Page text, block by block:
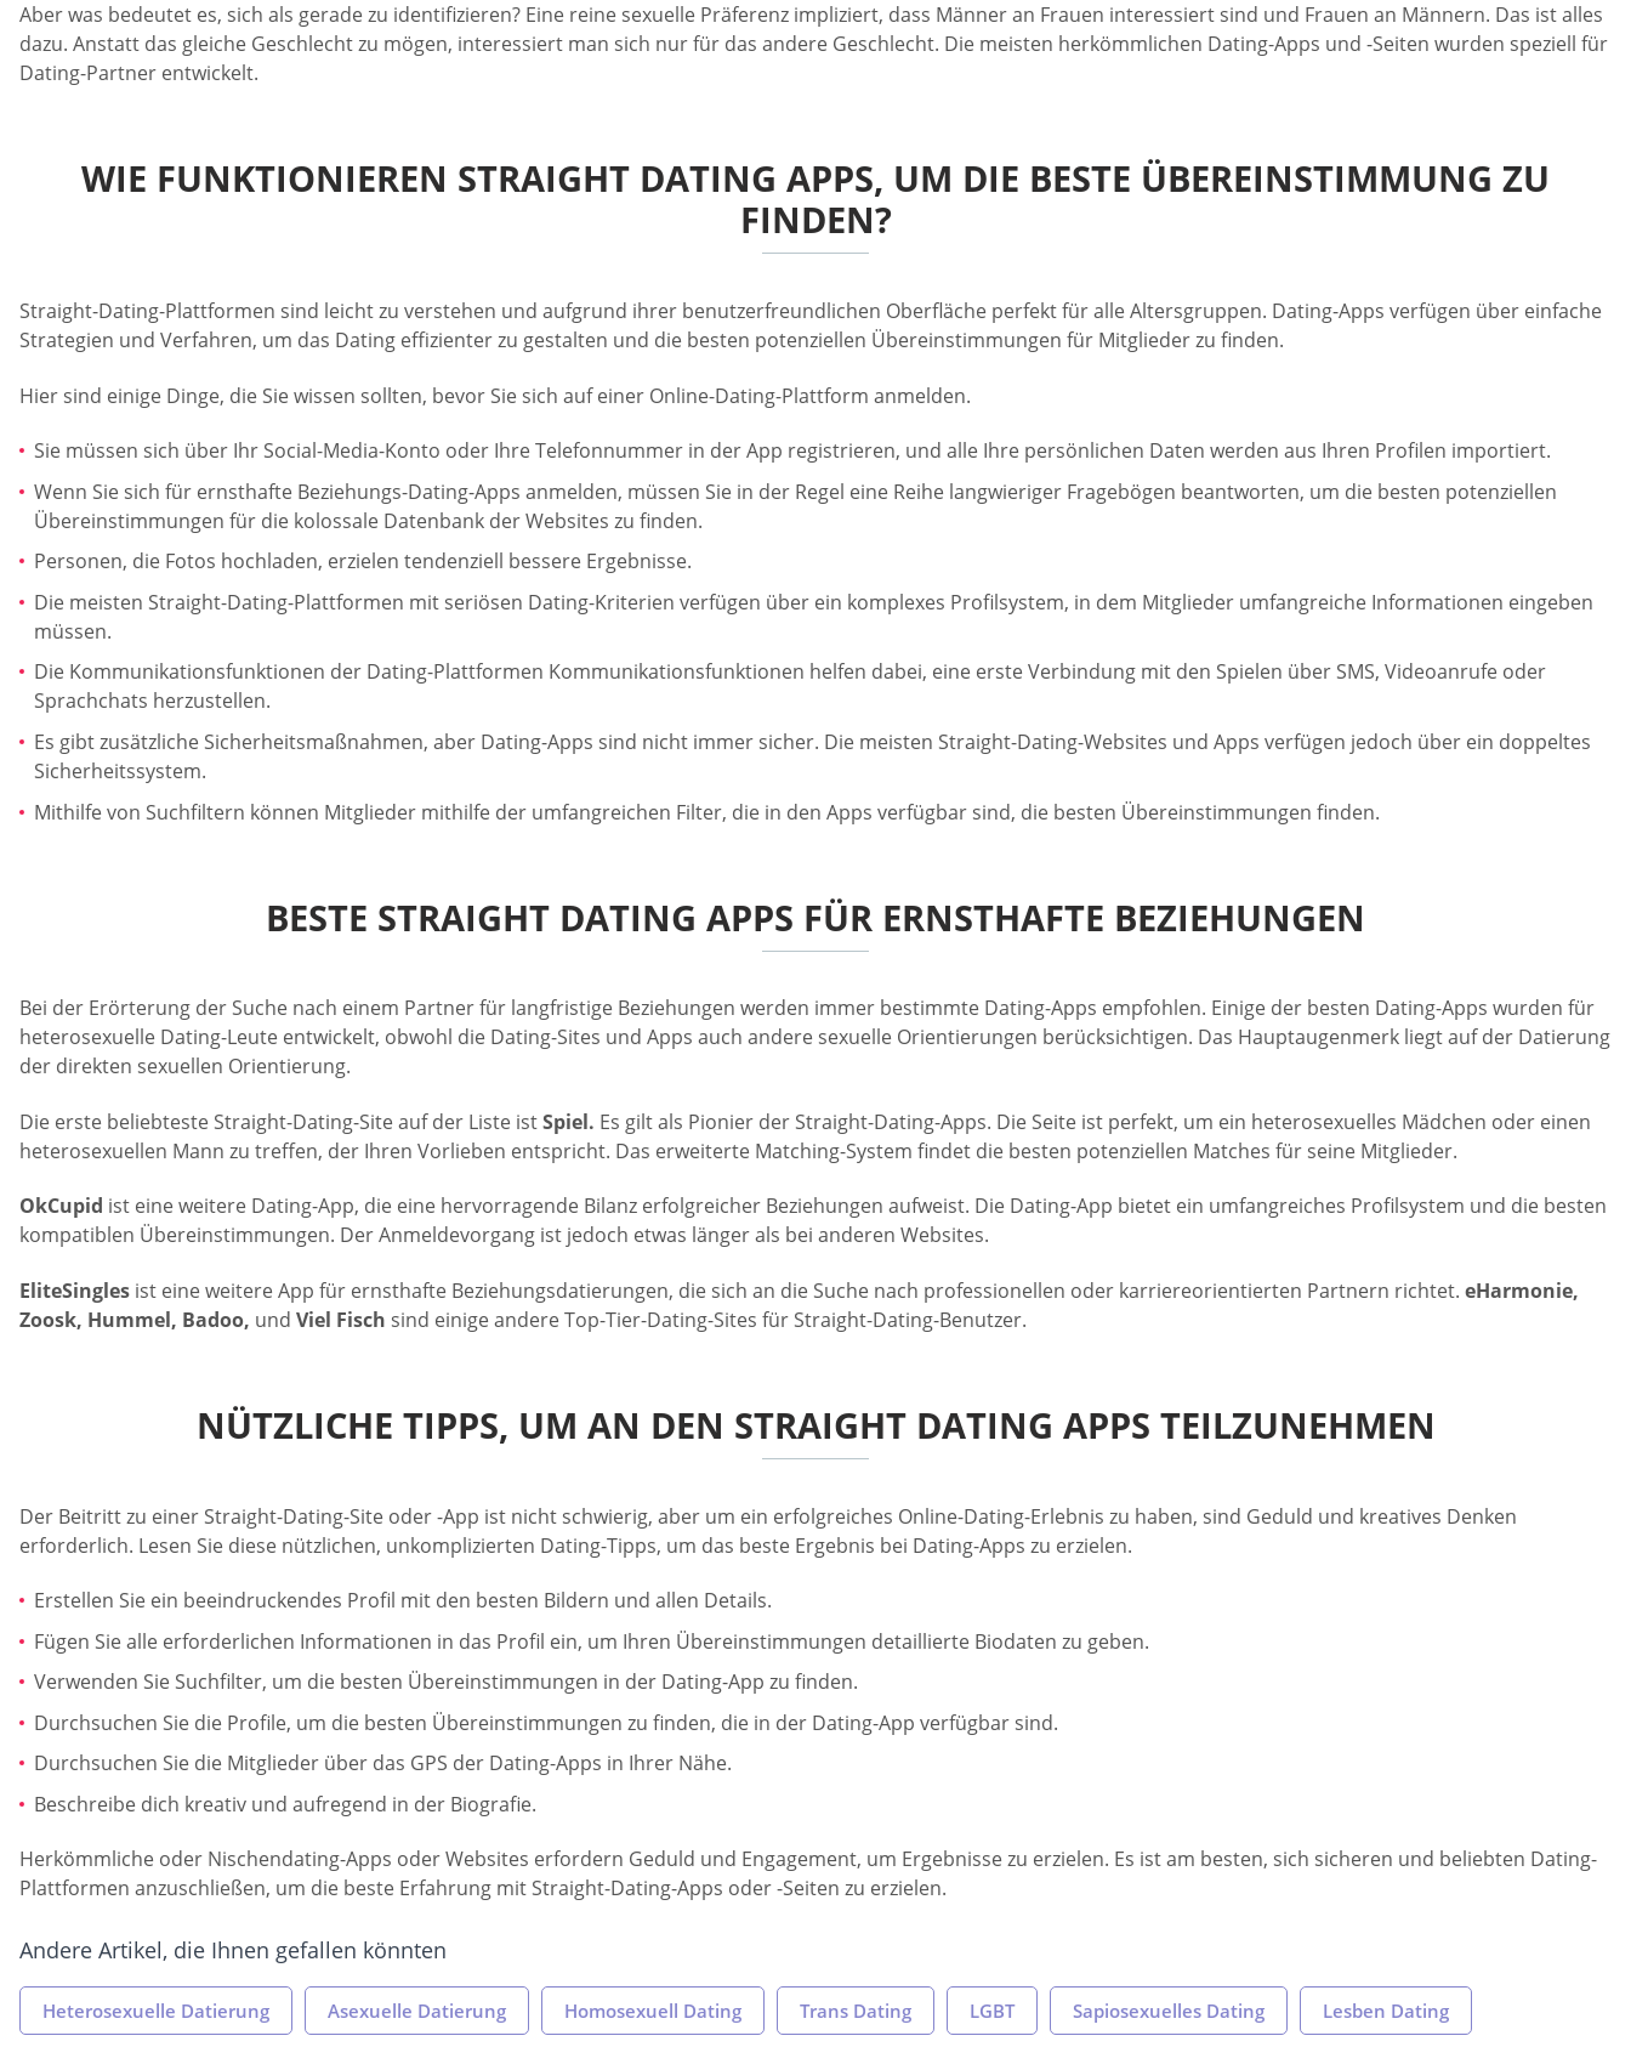
Aber was bedeutet es, sich als gerade zu identifizieren? Eine reine sexuelle Präferenz impliziert, dass Männer an Frauen interessiert sind und Frauen an Männern. Das ist alles
dazu. Anstatt das gleiche Geschlecht zu mögen, interessiert man sich nur für das andere Geschlecht. Die meisten herkömmlichen Dating-Apps und -Seiten wurden speziell für
Dating-Partner entwickelt.
WIE FUNKTIONIEREN STRAIGHT DATING APPS, UM DIE BESTE ÜBEREINSTIMMUNG ZU
FINDEN?
Straight-Dating-Plattformen sind leicht zu verstehen und aufgrund ihrer benutzerfreundlichen Oberfläche perfekt für alle Altersgruppen. Dating-Apps verfügen über einfache
Strategien und Verfahren, um das Dating effizienter zu gestalten und die besten potenziellen Übereinstimmungen für Mitglieder zu finden.
Hier sind einige Dinge, die Sie wissen sollten, bevor Sie sich auf einer Online-Dating-Plattform anmelden.
Sie müssen sich über Ihr Social-Media-Konto oder Ihre Telefonnummer in der App registrieren, und alle Ihre persönlichen Daten werden aus Ihren Profilen importiert.
Wenn Sie sich für ernsthafte Beziehungs-Dating-Apps anmelden, müssen Sie in der Regel eine Reihe langwieriger Fragebögen beantworten, um die besten potenziellen
Übereinstimmungen für die kolossale Datenbank der Websites zu finden.
Personen, die Fotos hochladen, erzielen tendenziell bessere Ergebnisse.
Die meisten Straight-Dating-Plattformen mit seriösen Dating-Kriterien verfügen über ein komplexes Profilsystem, in dem Mitglieder umfangreiche Informationen eingeben
müssen.
Die Kommunikationsfunktionen der Dating-Plattformen Kommunikationsfunktionen helfen dabei, eine erste Verbindung mit den Spielen über SMS, Videoanrufe oder
Sprachchats herzustellen.
Es gibt zusätzliche Sicherheitsmaßnahmen, aber Dating-Apps sind nicht immer sicher. Die meisten Straight-Dating-Websites und Apps verfügen jedoch über ein doppeltes
Sicherheitssystem.
Mithilfe von Suchfiltern können Mitglieder mithilfe der umfangreichen Filter, die in den Apps verfügbar sind, die besten Übereinstimmungen finden.
BESTE STRAIGHT DATING APPS FÜR ERNSTHAFTE BEZIEHUNGEN
Bei der Erörterung der Suche nach einem Partner für langfristige Beziehungen werden immer bestimmte Dating-Apps empfohlen. Einige der besten Dating-Apps wurden für
heterosexuelle Dating-Leute entwickelt, obwohl die Dating-Sites und Apps auch andere sexuelle Orientierungen berücksichtigen. Das Hauptaugenmerk liegt auf der Datierung
der direkten sexuellen Orientierung.
Die erste beliebteste Straight-Dating-Site auf der Liste istSpiel. Es gilt als Pionier der Straight-Dating-Apps. Die Seite ist perfekt, um ein heterosexuelles Mädchen oder einen
heterosexuellen Mann zu treffen, der Ihren Vorlieben entspricht. Das erweiterte Matching-System findet die besten potenziellen Matches für seine Mitglieder.
OkCupid ist eine weitere Dating-App, die eine hervorragende Bilanz erfolgreicher Beziehungen aufweist. Die Dating-App bietet ein umfangreiches Profilsystem und die besten
kompatiblen Übereinstimmungen. Der Anmeldevorgang ist jedoch etwas länger als bei anderen Websites.
EliteSingles ist eine weitere App für ernsthafte Beziehungsdatierungen, die sich an die Suche nach professionellen oder karriereorientierten Partnern richtet. eHarmonie,
Zoosk, Hummel, Badoo, und Viel Fisch sind einige andere Top-Tier-Dating-Sites für Straight-Dating-Benutzer.
NÜTZLICHE TIPPS, UM AN DEN STRAIGHT DATING APPS TEILZUNEHMEN
Der Beitritt zu einer Straight-Dating-Site oder -App ist nicht schwierig, aber um ein erfolgreiches Online-Dating-Erlebnis zu haben, sind Geduld und kreatives Denken
erforderlich. Lesen Sie diese nützlichen, unkomplizierten Dating-Tipps, um das beste Ergebnis bei Dating-Apps zu erzielen.
Erstellen Sie ein beeindruckendes Profil mit den besten Bildern und allen Details.
Fügen Sie alle erforderlichen Informationen in das Profil ein, um Ihren Übereinstimmungen detaillierte Biodaten zu geben.
Verwenden Sie Suchfilter, um die besten Übereinstimmungen in der Dating-App zu finden.
Durchsuchen Sie die Profile, um die besten Übereinstimmungen zu finden, die in der Dating-App verfügbar sind.
Durchsuchen Sie die Mitglieder über das GPS der Dating-Apps in Ihrer Nähe.
Beschreibe dich kreativ und aufregend in der Biografie.
Herkömmliche oder Nischendating-Apps oder Websites erfordern Geduld und Engagement, um Ergebnisse zu erzielen. Es ist am besten, sich sicheren und beliebten Dating-
Plattformen anzuschließen, um die beste Erfahrung mit Straight-Dating-Apps oder -Seiten zu erzielen.
Andere Artikel, die Ihnen gefallen könnten
Heterosexuelle Datierung Asexuelle Datierung Homosexuell Dating Trans Dating LGBT Sapiosexuelles Dating Lesben Dating